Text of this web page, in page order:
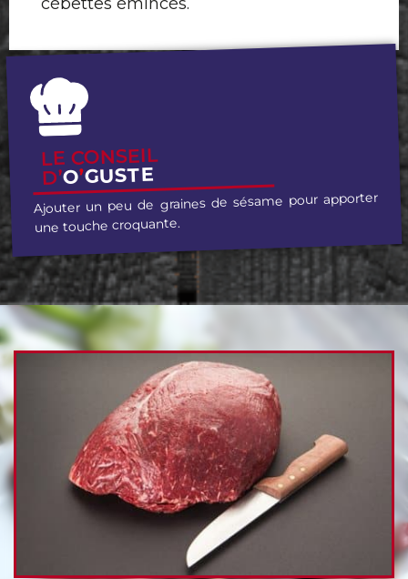
LE CONSEIL
D’O’GUSTE
Ajouter un peu de graines de sésame pour apporter
une touche croquante.